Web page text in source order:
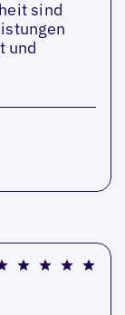
sind
und